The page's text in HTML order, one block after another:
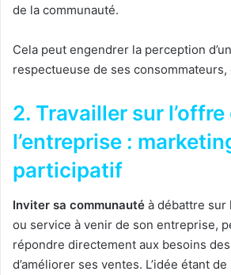
de la communauté.
Cela peut engendrer la perception
respectueuse de ses
2. Travailler sur l’offre
l’entreprise :
participatif
Inviter sa communauté à débattre sur
ou service à venir de son entreprise,
répondre directement aux besoins
d’améliorer ses ventes. L’idée étant